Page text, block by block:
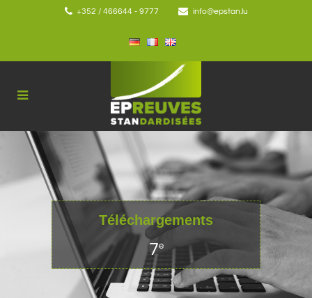
+352 / 466644 - 9777 info@epstan.lu
Téléchargements
7e